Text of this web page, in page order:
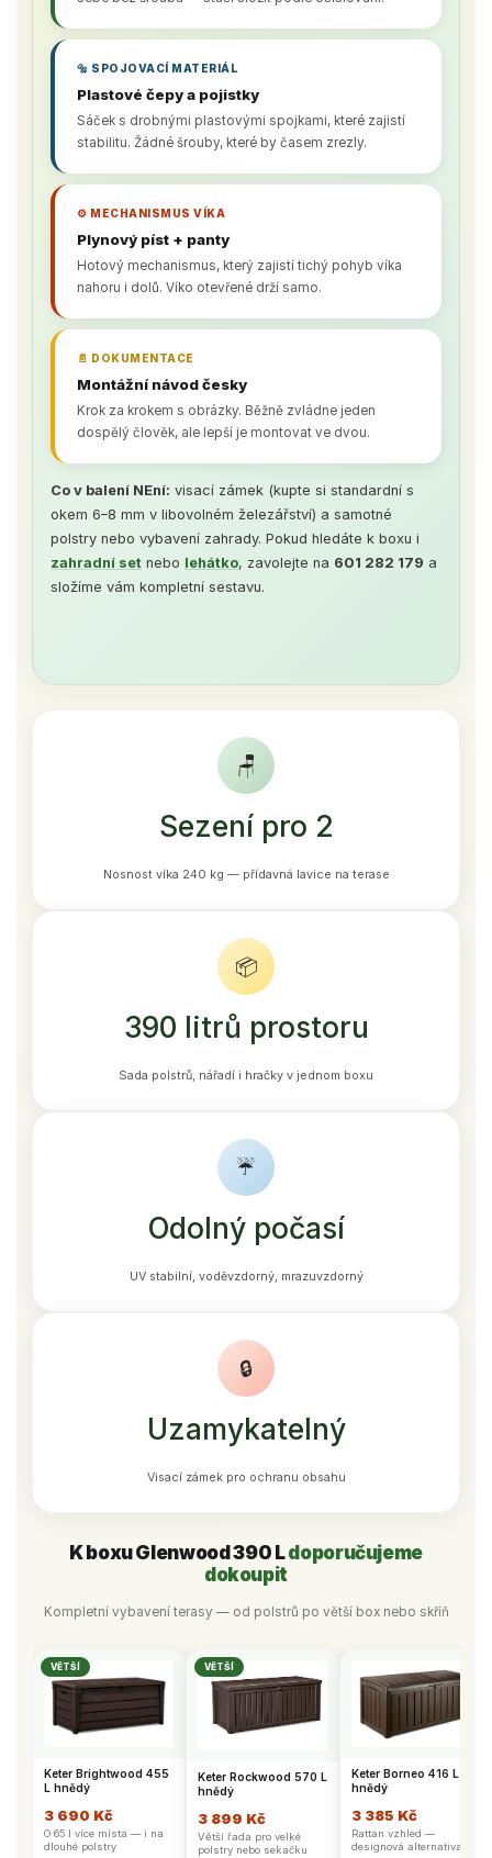
🔩 SPOJOVACÍ MATERIÁL
Plastové čepy a pojistky
Sáček s drobnými plastovými spojkami, které zajistí
stabilitu. Žádné šrouby, které by časem zrezly.
⚙️ MECHANISMUS VÍKA
Plynový píst + panty
Hotový mechanismus, který zajistí tichý pohyb víka
nahoru i dolů. Víko otevřené drží samo.
📄 DOKUMENTACE
Montážní návod česky
Krok za krokem s obrázky. Běžně zvládne jeden
dospělý člověk, ale lepší je montovat ve dvou.
Co v balení NEní: visací zámek (kupte si standardní s
okem 6–8 mm v libovolném železářství) a samotné
polstry nebo vybavení zahrady. Pokud hledáte k boxu i
zahradní set nebo lehátko, zavolejte na 601 282 179 a
složíme vám kompletní sestavu.
🪑
Sezení pro 2
Nosnost víka 240 kg — přídavná lavice na terase
📦
390 litrů prostoru
Sada polstrů, nářadí i hračky v jednom boxu
☔
Odolný počasí
UV stabilní, voděvzdorný, mrazuvzdorný
🔒
Uzamykatelný
Visací zámek pro ochranu obsahu
K boxu Glenwood 390 Ldoporučujeme
dokoupit
Kompletní vybavení terasy — od polstrů po větší box nebo skříň
VĚTŠÍ
Keter Brightwood 455
L hnědý
3 690 Kč
O 65 l více místa — i na
dlouhé polstry
VĚTŠÍ
Keter Rockwood 570 L
hnědý
3 899 Kč
Větší řada pro velké
polstry nebo sekačku
Keter Borneo 416 L
hnědý
3 385 Kč
Rattan vzhled —
designová alternativa